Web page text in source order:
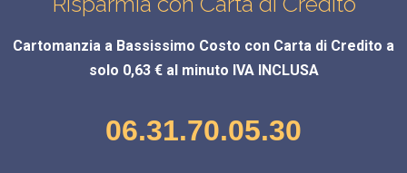
Cartomanzia a Bassissimo Costo con Carta di Credito a
solo 0,63 € al minuto IVA INCLUSA
06.31.70.05.30